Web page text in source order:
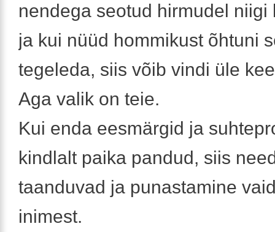
nendega seotud hirmudel niigi
ja kui nüüd hommikust õhtuni
tegeleda, siis võib vindi üle
Aga valik on teie.
Kui enda eesmärgid ja
kindlalt paika pandud, siis
taanduvad ja punastamine
inimest.